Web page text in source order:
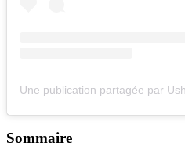
Sommaire